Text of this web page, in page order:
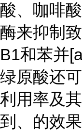
酸、咖啡
酶来抑制
B1和苯并
绿原酸还
利用率及
到、的效